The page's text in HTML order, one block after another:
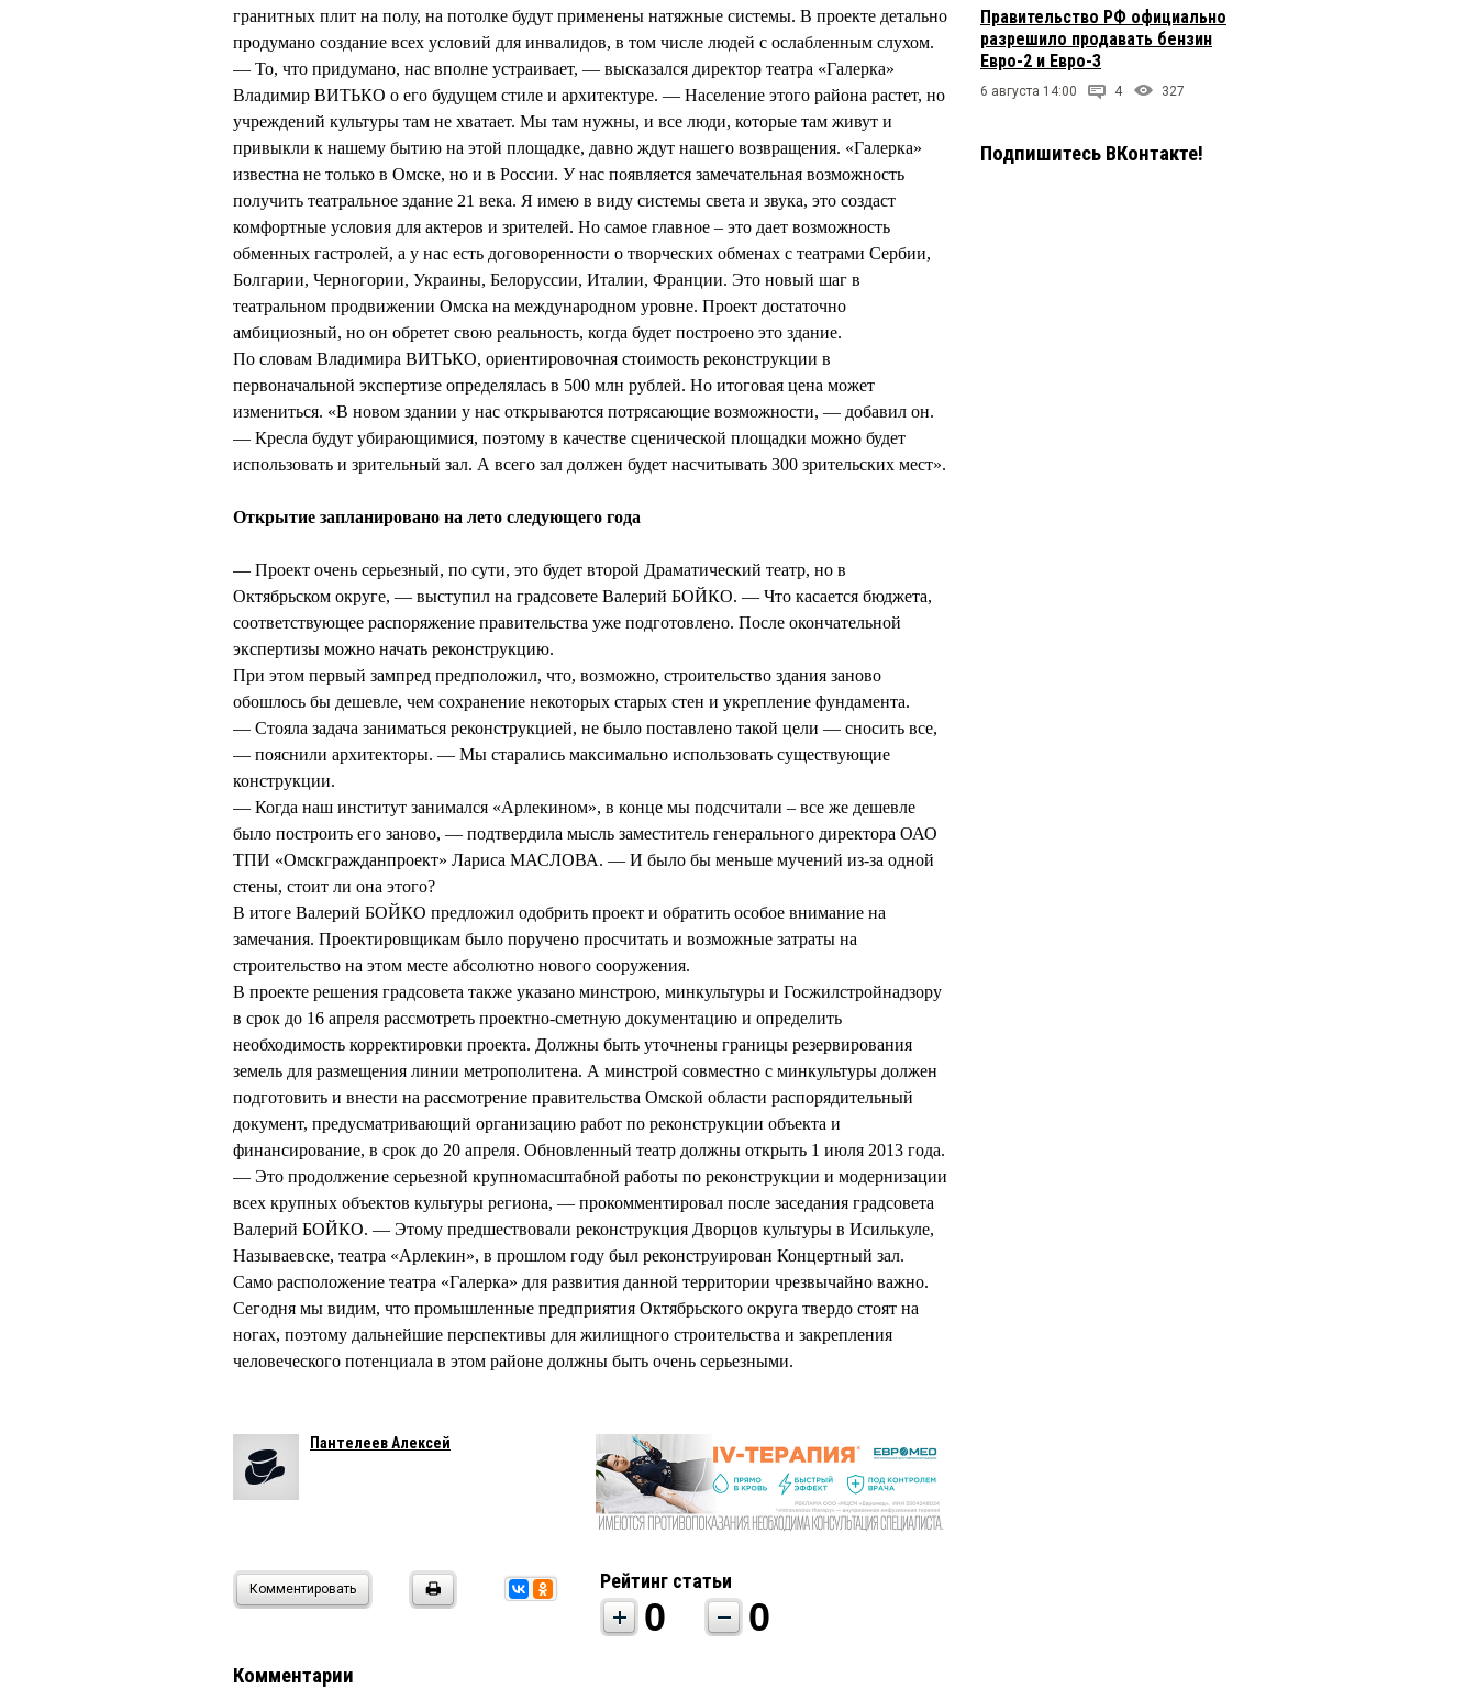
гранитных плит на полу, на потолке будут применены натяжные системы. В проекте детально
продумано создание всех условий для инвалидов, в том числе людей с ослабленным слухом.
— То, что придумано, нас вполне устраивает, — высказался директор театра «Галерка»
Владимир ВИТЬКО о его будущем стиле и архитектуре. — Население этого района растет, но
учреждений культуры там не хватает. Мы там нужны, и все люди, которые там живут и
привыкли к нашему бытию на этой площадке, давно ждут нашего возвращения. «Галерка»
известна не только в Омске, но и в России. У нас появляется замечательная возможность
получить театральное здание 21 века. Я имею в виду системы света и звука, это создаст
комфортные условия для актеров и зрителей. Но самое главное – это дает возможность
обменных гастролей, а у нас есть договоренности о творческих обменах с театрами Сербии,
Болгарии, Черногории, Украины, Белоруссии, Италии, Франции. Это новый шаг в
театральном продвижении Омска на международном уровне. Проект достаточно
амбициозный, но он обретет свою реальность, когда будет построено это здание.
По словам Владимира ВИТЬКО, ориентировочная стоимость реконструкции в
первоначальной экспертизе определялась в 500 млн рублей. Но итоговая цена может
измениться. «В новом здании у нас открываются потрясающие возможности, — добавил он.
— Кресла будут убирающимися, поэтому в качестве сценической площадки можно будет
использовать и зрительный зал. А всего зал должен будет насчитывать 300 зрительских мест».
Открытие запланировано на лето следующего года
— Проект очень серьезный, по сути, это будет второй Драматический театр, но в
Октябрьском округе, — выступил на градсовете Валерий БОЙКО. — Что касается бюджета,
соответствующее распоряжение правительства уже подготовлено. После окончательной
экспертизы можно начать реконструкцию.
При этом первый зампред предположил, что, возможно, строительство здания заново
обошлось бы дешевле, чем сохранение некоторых старых стен и укрепление фундамента.
— Стояла задача заниматься реконструкцией, не было поставлено такой цели — сносить все,
— пояснили архитекторы. — Мы старались максимально использовать существующие
конструкции.
— Когда наш институт занимался «Арлекином», в конце мы подсчитали – все же дешевле
было построить его заново, — подтвердила мысль заместитель генерального директора ОАО
ТПИ «Омскгражданпроект» Лариса МАСЛОВА. — И было бы меньше мучений из-за одной
стены, стоит ли она этого?
В итоге Валерий БОЙКО предложил одобрить проект и обратить особое внимание на
замечания. Проектировщикам было поручено просчитать и возможные затраты на
строительство на этом месте абсолютно нового сооружения.
В проекте решения градсовета также указано минстрою, минкультуры и Госжилстройнадзору
в срок до 16 апреля рассмотреть проектно-сметную документацию и определить
необходимость корректировки проекта. Должны быть уточнены границы резервирования
земель для размещения линии метрополитена. А минстрой совместно с минкультуры должен
подготовить и внести на рассмотрение правительства Омской области распорядительный
документ, предусматривающий организацию работ по реконструкции объекта и
финансирование, в срок до 20 апреля. Обновленный театр должны открыть 1 июля 2013 года.
— Это продолжение серьезной крупномасштабной работы по реконструкции и модернизации
всех крупных объектов культуры региона, — прокомментировал после заседания градсовета
Валерий БОЙКО. — Этому предшествовали реконструкция Дворцов культуры в Исилькуле,
Называевске, театра «Арлекин», в прошлом году был реконструирован Концертный зал.
Само расположение театра «Галерка» для развития данной территории чрезвычайно важно.
Сегодня мы видим, что промышленные предприятия Октябрьского округа твердо стоят на
ногах, поэтому дальнейшие перспективы для жилищного строительства и закрепления
человеческого потенциала в этом районе должны быть очень серьезными.
Пантелеев Алексей
Комментировать Рейтинг статьи
0 0
Комментарии
Правительство РФ официально
разрешило продавать бензин
Евро-2 и Евро-3
6 августа 14:00 4 327
Подпишитесь ВКонтакте!